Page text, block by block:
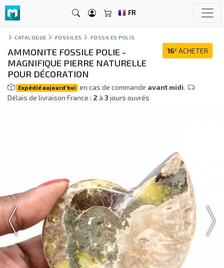
FR
CATALOGUE FOSSILES FOSSILES POLIS
16€ ACHETER
AMMONITE FOSSILE POLIE -
MAGNIFIQUE PIERRE NATURELLE
POUR DÉCORATION
Expédié aujourd'hui en cas de commande avant midi.
Délais de livraison France : 2 à 3jours ouvrés